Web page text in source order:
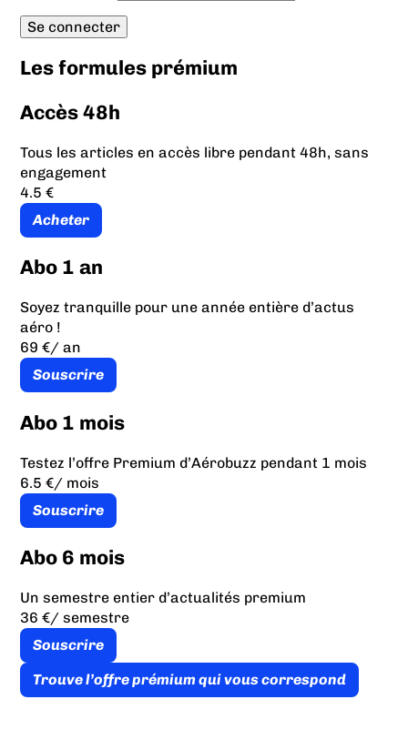
Les formules prémium
Accès 48h
Tous les articles en accès libre pendant 48h, sans
engagement
4.5 €
Acheter
Abo 1 an
Soyez tranquille pour une année entière d’actus
aéro !
69 €/ an
Souscrire
Abo 1 mois
Testez l’offre Premium d’Aérobuzz pendant 1 mois
6.5 €/ mois
Souscrire
Abo 6 mois
Un semestre entier d’actualités premium
36 €/ semestre
Souscrire
Trouve l’offre prémium qui vous correspond